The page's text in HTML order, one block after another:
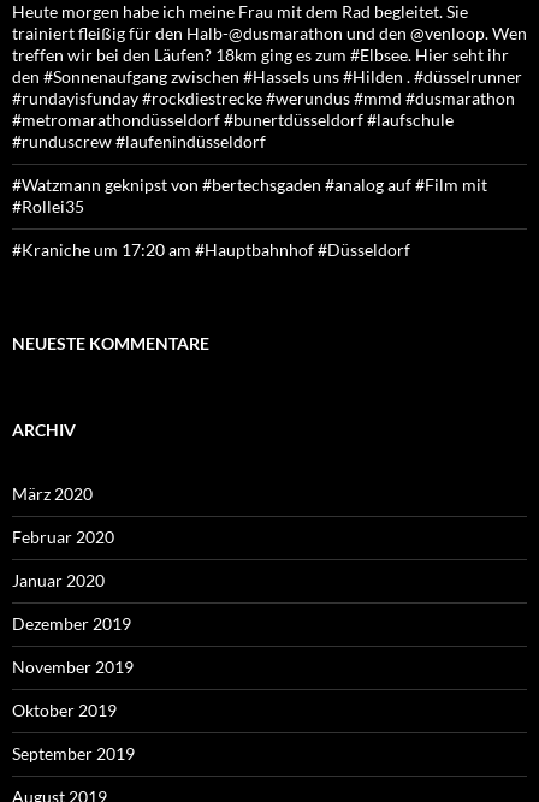
Heute morgen habe ich meine Frau mit dem Rad begleitet. Sie
trainiert fleißig für den Halb-@dusmarathon und den @venloop. Wen
treffen wir bei den Läufen? 18km ging es zum #Elbsee. Hier seht ihr
den #Sonnenaufgang zwischen #Hassels uns #Hilden . #düsselrunner
#rundayisfunday #rockdiestrecke #werundus #mmd #dusmarathon
#metromarathondüsseldorf #bunertdüsseldorf #laufschule
#runduscrew #laufenindüsseldorf
#Watzmann geknipst von #bertechsgaden #analog auf #Film mit
#Rollei35
#Kraniche um 17:20 am #Hauptbahnhof #Düsseldorf
NEUESTE KOMMENTARE
ARCHIV
März 2020
Februar 2020
Januar 2020
Dezember 2019
November 2019
Oktober 2019
September 2019
August 2019